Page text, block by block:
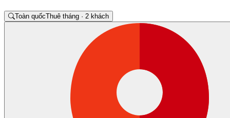
Toàn quốcThuê tháng · 2 khách